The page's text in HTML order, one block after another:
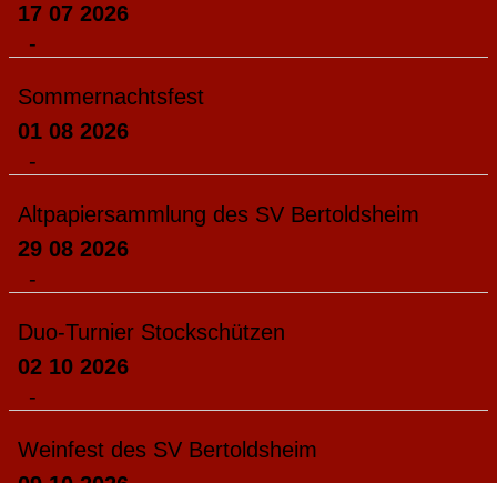
17 07 2026
-
Sommernachtsfest
01 08 2026
-
Altpapiersammlung des SV Bertoldsheim
29 08 2026
-
Duo-Turnier Stockschützen
02 10 2026
-
Weinfest des SV Bertoldsheim